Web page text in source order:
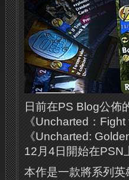
日前在PS Blog公
《Uncharted：
《Uncharted:
12月4日開始在PSN
本作是一款將系列